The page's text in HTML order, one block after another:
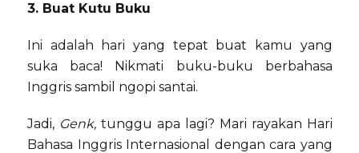
3. Buat Kutu Buku
Ini adalah hari yang tepat buat kamu yang
suka baca! Nikmati buku-buku berbahasa
Inggris sambil ngopi santai.
Jadi, Genk,tunggu apa lagi? Mari rayakan Hari
Bahasa Inggris Internasional dengan cara yang